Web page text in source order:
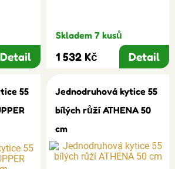
Detail
Skladem 7 kusů
1 532 Kč Detail
55
Jednodruhová kytice 55
bílých růží ATHENA 50
cm